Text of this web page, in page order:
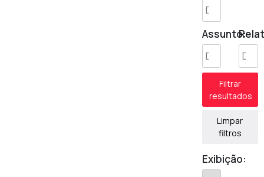
Assunto:
Filtrar
resultados
Limpar
filtros
Exibição: